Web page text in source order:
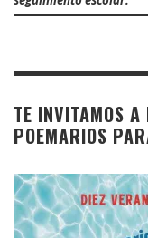
TE INVITAMOS A
POEMARIOS